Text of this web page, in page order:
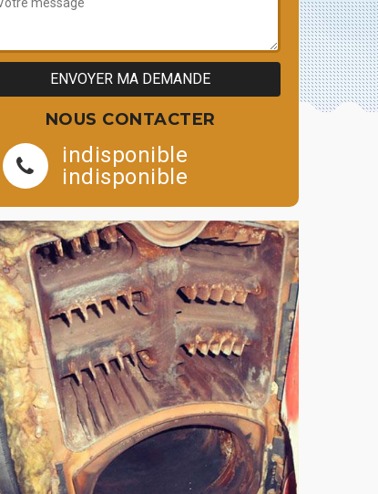
NOUS CONTACTER
indisponible
indisponible